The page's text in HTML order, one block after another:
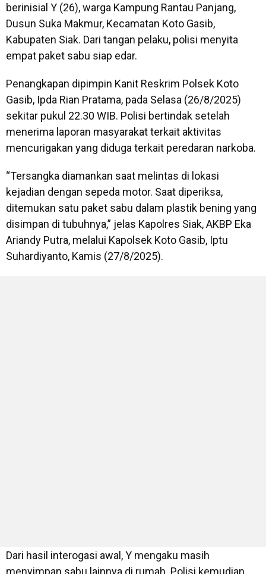
berinisial Y (26), warga Kampung Rantau Panjang,
Dusun Suka Makmur, Kecamatan Koto Gasib,
Kabupaten Siak. Dari tangan pelaku, polisi menyita
empat paket sabu siap edar.
Penangkapan dipimpin Kanit Reskrim Polsek Koto
Gasib, Ipda Rian Pratama, pada Selasa (26/8/2025)
sekitar pukul 22.30 WIB. Polisi bertindak setelah
menerima laporan masyarakat terkait aktivitas
mencurigakan yang diduga terkait peredaran narkoba.
“Tersangka diamankan saat melintas di lokasi
kejadian dengan sepeda motor. Saat diperiksa,
ditemukan satu paket sabu dalam plastik bening yang
disimpan di tubuhnya,” jelas Kapolres Siak, AKBP Eka
Ariandy Putra, melalui Kapolsek Koto Gasib, Iptu
Suhardiyanto, Kamis (27/8/2025).
Dari hasil interogasi awal, Y mengaku masih
menyimpan sabu lainnya di rumah. Polisi kemudian